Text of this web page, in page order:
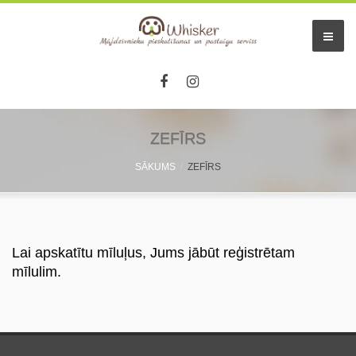
ZEFĪRS
SĀKUMS ZEFĪRS
Lai apskatītu mīluļus, Jums jābūt reģistrētam
mīlulim.